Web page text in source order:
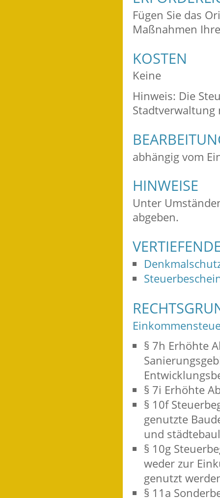
Fügen Sie das
Maßnahmen
KOSTEN
Keine
Hinweis: Die
Stadtverwaltung
abhängig vom
HINWEISE
Unter
abgeben.
§ 7h Erhöhte
§ 7i Erhöhte
§ 10f
genutzte
und
§ 10g
weder zur
genutzt
§ 11a